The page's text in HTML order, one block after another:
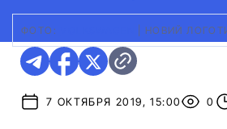
ФОТО: НОВИЙ
7 ОКТЯБРЯ 2019, 15:00 0